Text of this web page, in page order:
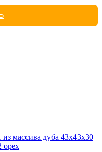
массива дуба 43х43х30
орех